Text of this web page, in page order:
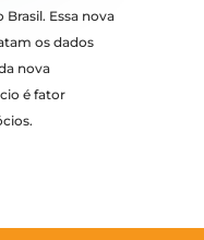
Essa nova
os dados
nova
é fator